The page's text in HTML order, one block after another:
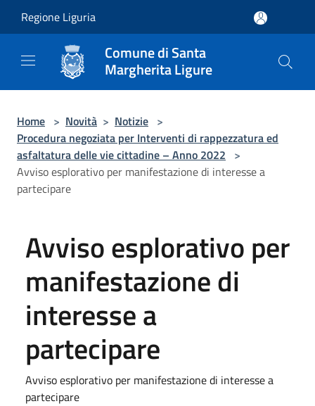
Regione Liguria
Comune di Santa
Margherita Ligure
Home > Novità > Notizie >
Procedura negoziata per Interventi di rappezzatura ed
asfaltatura delle vie cittadine – Anno 2022 >
Avviso esplorativo per manifestazione di interesse a
partecipare
Avviso esplorativo per
manifestazione di
interesse a
partecipare
Avviso esplorativo per manifestazione di interesse a
partecipare